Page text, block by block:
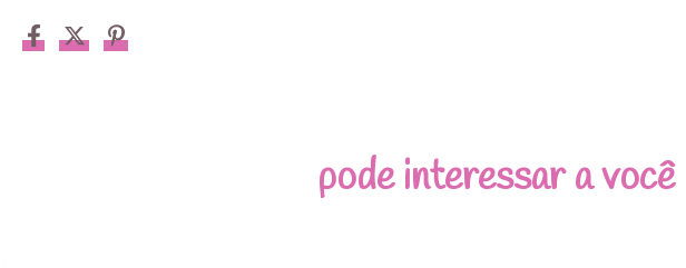
pode interessar a você